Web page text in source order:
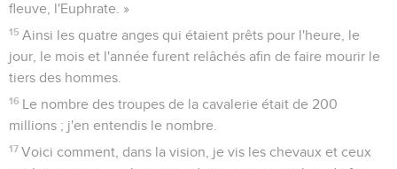
fleuve, l'Euphrate. »
15 Ainsi les quatre anges qui étaient prêts pour l'heure, le
jour, le mois et l'année furent relâchés afin de faire mourir le
tiers des hommes.
16 Le nombre des troupes de la cavalerie était de 200
millions ; j'en entendis le nombre.
17 Voici comment, dans la vision, je vis les chevaux et ceux